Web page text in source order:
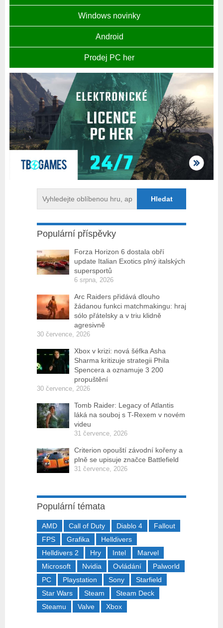
Windows novinky
Android
Prodej PC her
Populární příspěvky
Forza Horizon 6 dostala obří
update Italian Exotics plný italských
supersportů
6 srpna, 2026
Arc Raiders přidává dlouho
žádanou funkci matchmakingu: hraj
sólo přátelsky a v triu klidně
agresivně
30 července, 2026
Xbox v krizi: nová šéfka Asha
Sharma kritizuje strategii Phila
Spencera a oznamuje 3 200
propuštění
30 července, 2026
Tomb Raider: Legacy of Atlantis
láká na souboj s T-Rexem v novém
videu
31 července, 2026
Criterion opouští závodní kořeny a
plně se upisuje značce Battlefield
31 července, 2026
Populární témata
AMD Call of Duty Diablo 4
Fallout
FPS
Grafika
Helldivers
Helldivers 2
Hry Intel
Marvel
Microsoft
Nvidia Ovládání
Palworld
PC
Playstation Sony
Starfield
Star Wars
Steam
Steam Deck
Steamu
Valve Xbox